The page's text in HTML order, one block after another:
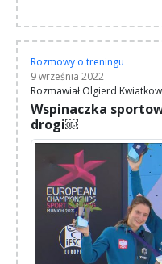
Rozmowy o treningu
9 września 2022
Rozmawiał Olgierd
Wspinaczka
drogi￼